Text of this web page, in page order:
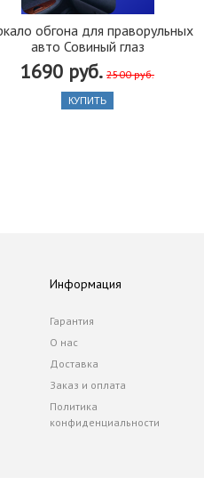
обгона для праворульных
авто Совиный глаз
1690 руб. 2500 руб.
КУПИТЬ
Информация
Гарантия
О нас
Доставка
Заказ и оплата
Политика
конфиденциальности